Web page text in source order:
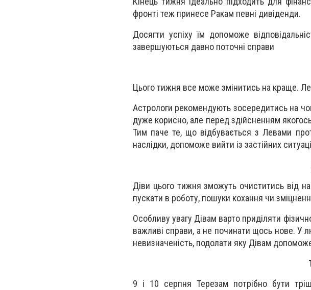
фронті теж принесе Ракам певні дивіденди.
Досягти успіху їм допоможе
завершуються давно поточні справи
Цього тижня все може змінитись на краще.
Астрологи рекомендують зосередитись на
дуже корисно, але перед здійсненням
Тим паче те, що відбувається з Левами
наслідки, допоможе вийти із застійних
Діви цього тижня зможуть очиститись від
пускати в роботу, пошуки кохання чи
Особливу увагу Дівам варто приділяти
важливі справи, а не починати щось нове. У
невизначеність, подолати яку Дівам
9 і 10 серпня Терезам потрібно бути